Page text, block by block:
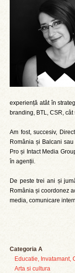
Categoria A
Educatie, Invatamant,
Arta si cultura
experiență atât în
branding, BTL, CSR,
Am fost, succesiv,
România și Balcani
Pro și Intact Media
în agenții.
De peste trei ani și
România și coordonez
media, comunicare